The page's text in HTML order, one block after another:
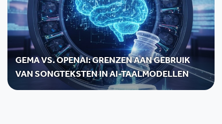
GEMA VS. OPENAI: GRENZEN AAN GEBRUIK
VAN SONGTEKSTEN IN AI-TAALMODELLEN